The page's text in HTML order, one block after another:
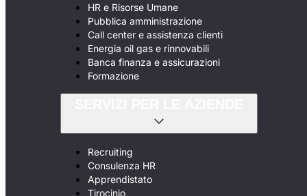
HR e Risorse Umane
Pubblica amministrazione
Call center e assistenza clienti
Energia oil gas e rinnovabili
Banca finanza e assicurazioni
Formazione
Recruiting
Consulenza HR
Apprendistato
Tirocinio